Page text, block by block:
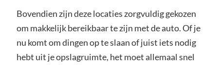
Bovendien zijn deze locaties zorgvuldig gekozen
om makkelijk bereikbaar te zijn met de auto. Of je
nu komt om dingen op te slaan of juist iets nodig
hebt uit je opslagruimte, het moet allemaal snel